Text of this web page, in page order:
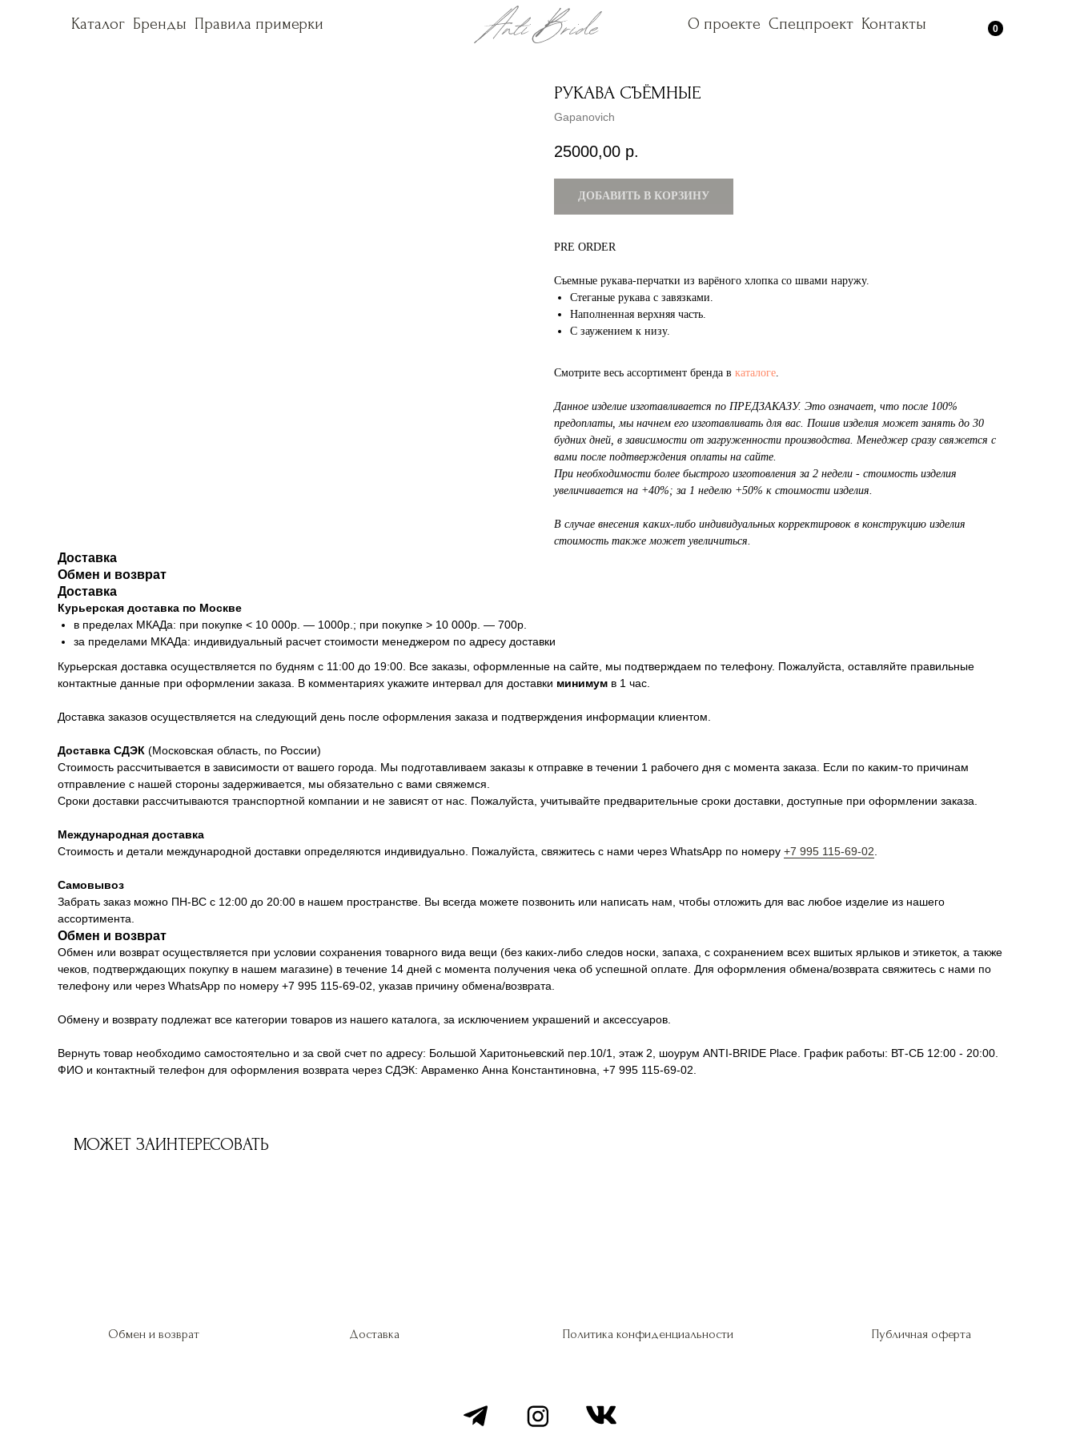
0
О проекте Спецпроект Контакты
Каталог Бренды Правила примерки О проекте Спецпроект Контакты
Каталог Бренды Правила примерки
РУКАВА СЪЁМНЫЕ
Gapanovich
25000,00 р.
ДОБАВИТЬ В КОРЗИНУ
PRE ORDER
Съемные рукава-перчатки из варёного хлопка со швами наружу.
Стеганые рукава с завязками.
Наполненная верхняя часть.
С заужением к низу.
Смотрите весь ассортимент бренда в каталоге.
Данное изделие изготавливается по ПРЕДЗАКАЗУ. Это означает, что после 100%
предоплаты, мы начнем его изготавливать для вас. Пошив изделия может занять до 30
будних дней, в зависимости от загруженности производства. Менеджер сразу свяжется с
вами после подтверждения оплаты на сайте.
При необходимости более быстрого изготовления за 2 недели - стоимость изделия
увеличивается на +40%; за 1 неделю +50% к стоимости изделия.
В случае внесения каких-либо индивидуальных корректировок в конструкцию изделия
стоимость также может увеличиться.
Доставка
Обмен и возврат
Доставка
Курьерская доставка по Москве
в пределах МКАДа: при покупке < 10 000р. — 1000р.; при покупке > 10 000р. — 700р.
за пределами МКАДа: индивидуальный расчет стоимости менеджером по адресу доставки
Курьерская доставка осуществляется по будням с 11:00 до 19:00. Все заказы, оформленные на сайте, мы подтверждаем по телефону. Пожалуйста, оставляйте правильные
контактные данные при оформлении заказа. В комментариях укажите интервал для доставки минимум в 1 час.
Доставка заказов осуществляется на следующий день после оформления заказа и подтверждения информации клиентом.
Доставка СДЭК (Московская область, по России)
Стоимость рассчитывается в зависимости от вашего города. Мы подготавливаем заказы к отправке в течении 1 рабочего дня с момента заказа. Если по каким-то причинам
отправление с нашей стороны задерживается, мы обязательно с вами свяжемся.
Сроки доставки рассчитываются транспортной компании и не зависят от нас. Пожалуйста, учитывайте предварительные сроки доставки, доступные при оформлении заказа.
Международная доставка
Стоимость и детали международной доставки определяются индивидуально. Пожалуйста, свяжитесь с нами через WhatsApp по номеру +7 995 115-69-02.
Самовывоз
Забрать заказ можно ПН-ВС с 12:00 до 20:00 в нашем пространстве. Вы всегда можете позвонить или написать нам, чтобы отложить для вас любое изделие из нашего
ассортимента.
Обмен и возврат
Обмен или возврат осуществляется при условии сохранения товарного вида вещи (без каких-либо следов носки, запаха, с сохранением всех вшитых ярлыков и этикеток, а также
чеков, подтверждающих покупку в нашем магазине) в течение 14 дней с момента получения чека об успешной оплате. Для оформления обмена/возврата свяжитесь с нами по
телефону или через WhatsApp по номеру +7 995 115-69-02, указав причину обмена/возврата.
Обмену и возврату подлежат все категории товаров из нашего каталога, за исключением украшений и аксессуаров.
Вернуть товар необходимо самостоятельно и за свой счет по адресу: Большой Харитоньевский пер.10/1, этаж 2, шоурум ANTI-BRIDE Place. График работы: ВТ-СБ 12:00 - 20:00.
ФИО и контактный телефон для оформления возврата через СДЭК: Авраменко Анна Константиновна, +7 995 115-69-02.
МОЖЕТ ЗАИНТЕРЕСОВАТЬ
Обмен и возврат Доставка Политика конфиденциальности Публичная оферта